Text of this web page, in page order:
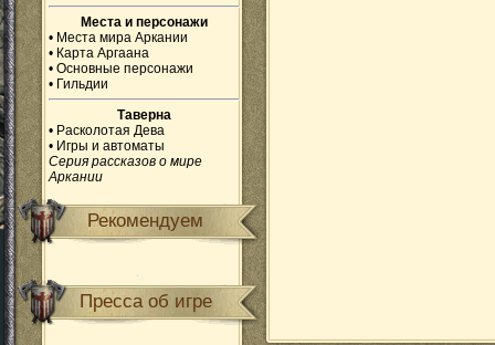
Места и персонажи
• Места мира Аркании
• Карта Аргаана
• Основные персонажи
• Гильдии
Таверна
• Расколотая Дева
• Игры и автоматы
Серия рассказов о мире
Аркании
Рекомендуем
Пресса об игре